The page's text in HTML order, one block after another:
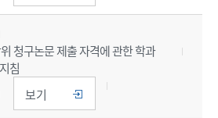
청구논문 제출 자격에 관한 학과
침
보기